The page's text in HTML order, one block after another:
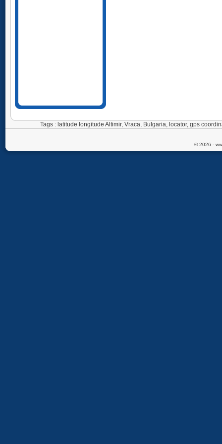
Tags : latitude longitude Altimir, Vraca, Bulgaria, locator, gps
© 2026 -